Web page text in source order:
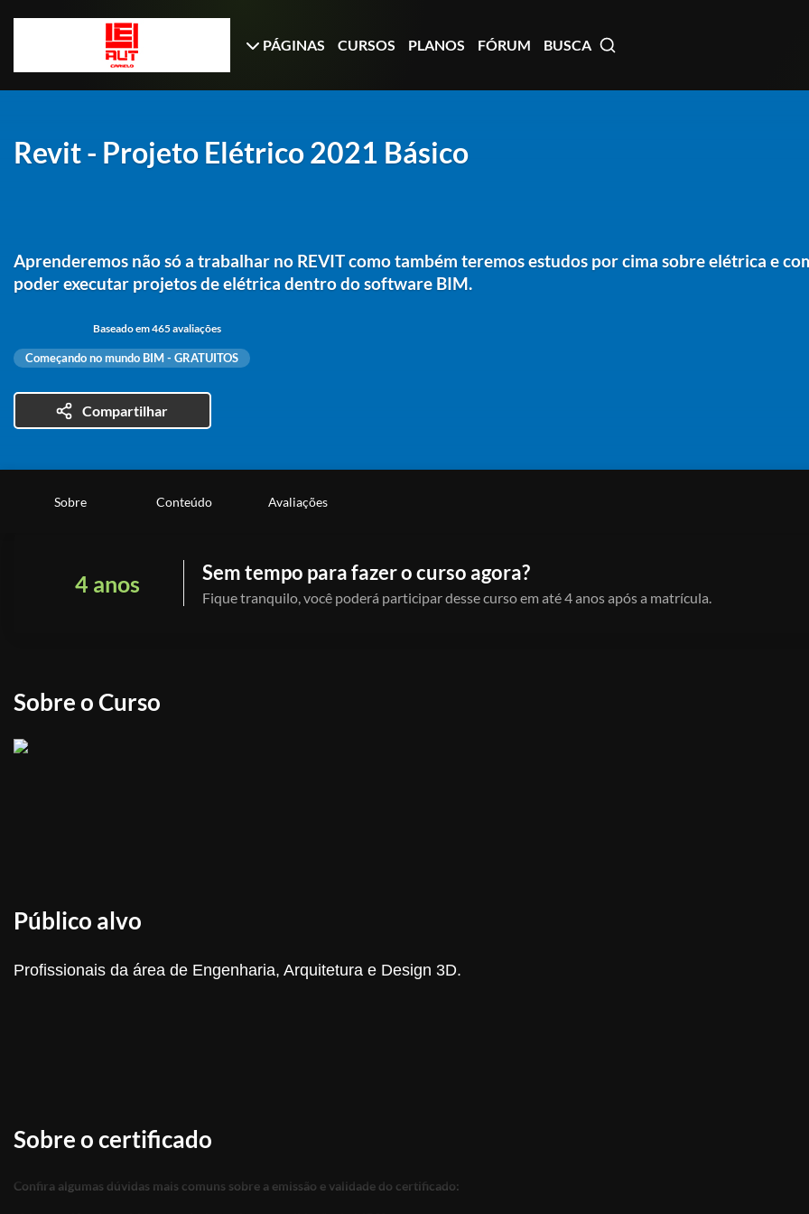
PÁGINAS CURSOS PLANOS FÓRUM BUSCA
Revit - Projeto Elétrico 2021 Básico
Aprenderemos não só a trabalhar no REVIT como também teremos estudos por cima sobre elétrica e
poder executar projetos de elétrica dentro do software BIM.
Baseado em 465 avaliações
Começando no mundo BIM - GRATUITOS
Compartilhar
Sobre Conteúdo Avaliações
4 anos Sem tempo para fazer o curso agora?
Fique tranquilo, você poderá participar desse curso em até 4 anos após a matrícula.
Sobre o Curso
Público alvo
Profissionais da área de Engenharia, Arquitetura e Design 3D.
Sobre o certificado
Confira algumas dúvidas mais comuns sobre a emissão e validade do certificado: